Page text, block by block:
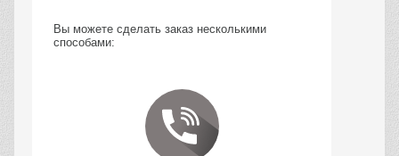
Вы можете сделать заказ несколькими
способами: